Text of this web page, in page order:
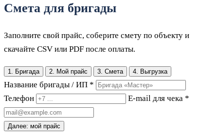
Смета для бригады
Заполните свой прайс, соберите смету по объекту и
скачайте CSV или PDF после оплаты.
1. Бригада 2. Мой прайс 3. Смета 4. Выгрузка
Название бригады / ИП *
Телефон
E-mail для чека *
Далее: мой прайс